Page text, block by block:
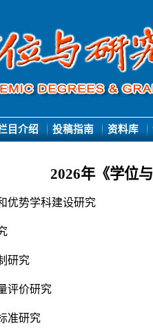
目介绍 投稿指南 资料库
2026年《学位
优势学科建设研究
研究
评价研究
准研究